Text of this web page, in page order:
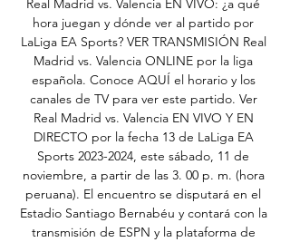
Real Madrid vs. Valencia EN VIVO: ¿a qué
hora juegan y dónde ver al partido por
LaLiga EA Sports? VER TRANSMISIÓN Real
Madrid vs. Valencia ONLINE por la liga
española. Conoce AQUÍ el horario y los
canales de TV para ver este partido. Ver
Real Madrid vs. Valencia EN VIVO Y EN
DIRECTO por la fecha 13 de LaLiga EA
Sports 2023-2024, este sábado, 11 de
noviembre, a partir de las 3. 00 p. m. (hora
peruana). El encuentro se disputará en el
Estadio Santiago Bernabéu y contará con la
transmisión de ESPN y la plataforma de